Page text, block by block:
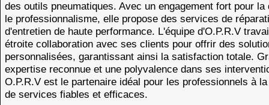
des outils pneumatiques. Avec un engagement fort pour la
le professionnalisme, elle propose des services de
d'entretien de haute performance. L'équipe d'O.P.R.V
étroite collaboration avec ses clients pour offrir des
personnalisées, garantissant ainsi la satisfaction totale.
expertise reconnue et une polyvalence dans ses
O.P.R.V est le partenaire idéal pour les professionnels à
de services fiables et efficaces.